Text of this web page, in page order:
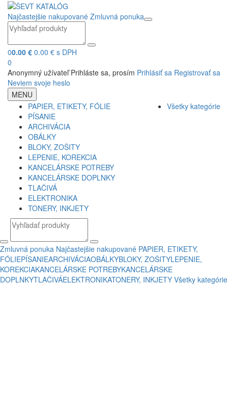
Najčastejšie nakupované Zmluvná ponuka
00.00 € 0.00 € s DPH
0
Anonymný užívateľ Prihláste sa, prosím Prihlásiť sa Registrovať sa
Neviem svoje heslo
MENU
PAPIER, ETIKETY, FÓLIE
PÍSANIE
ARCHIVÁCIA
OBÁLKY
BLOKY, ZOŠITY
LEPENIE, KOREKCIA
KANCELÁRSKE POTREBY
KANCELÁRSKE DOPLNKY
TLAČIVÁ
ELEKTRONIKA
TONERY, INKJETY
Všetky kategórie
Zmluvná ponuka Najčastejšie nakupované PAPIER, ETIKETY,
FÓLIEPÍSANIEARCHIVÁCIAOBÁLKYBLOKY, ZOŠITYLEPENIE,
KOREKCIAKANCELÁRSKE POTREBYKANCELÁRSKE
DOPLNKYTLAČIVÁELEKTRONIKATONERY, INKJETY Všetky kategórie